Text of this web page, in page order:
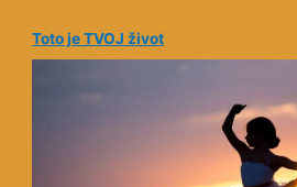
Toto je TVOJ život